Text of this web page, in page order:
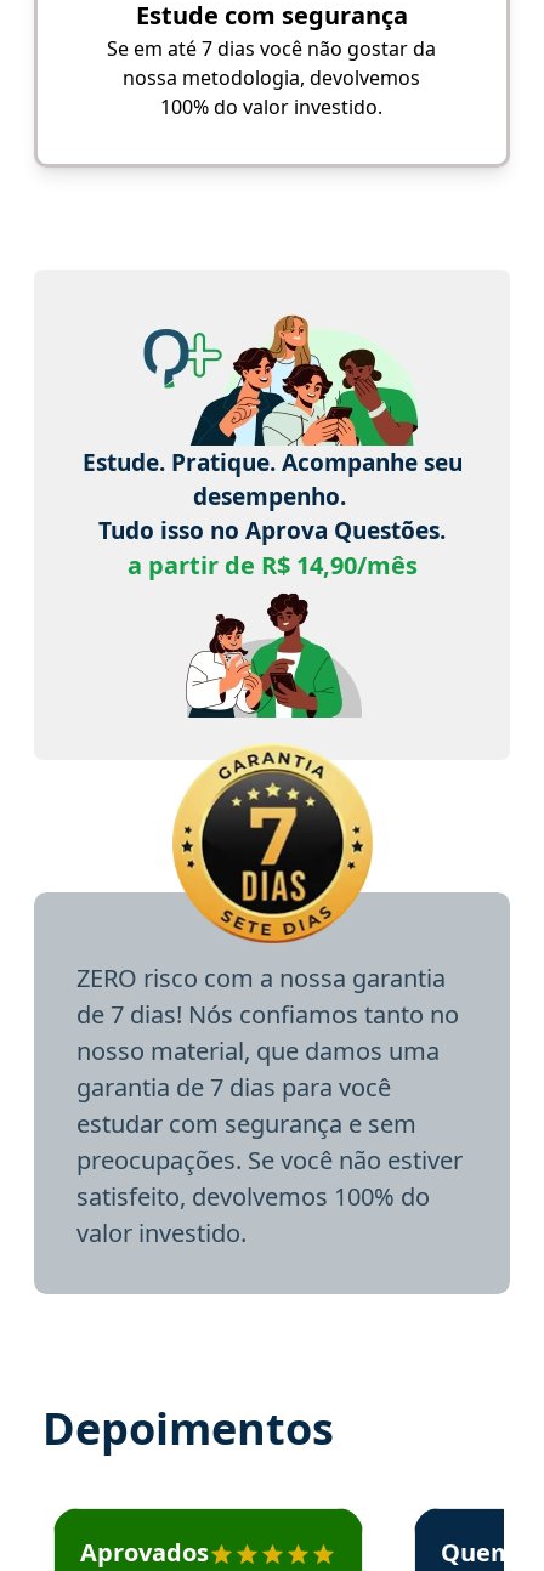
Estude com segurança
Se em até 7 dias você não gostar da
nossa metodologia, devolvemos
100% do valor investido.
Estude. Pratique. Acompanhe seu
desempenho.
Tudo isso no Aprova Questões.
a partir de R$ 14,90/mês
ZERO risco com a nossa garantia
de 7 dias! Nós confiamos tanto no
nosso material, que damos uma
garantia de 7 dias para você
estudar com segurança e sem
preocupações. Se você não estiver
satisfeito, devolvemos 100% do
valor investido.
Depoimentos
Estudante José recomenda o Aprova Concursos em
Aprovados
Estudante
Quem